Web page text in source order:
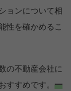
ョンについて相
性を確かめるこ
の不動産会社に
すすめです。 一